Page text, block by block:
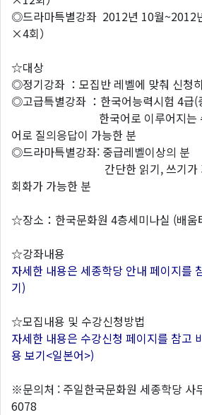
◎드라마특별강좌 2012년 10월~2012
×4회）
☆대상
◎정기강좌 ：모집반 레벨에 맞춰 신청
◎고급특별강좌 ：한국어능력시험 4급(
한국어로 이루어지는 수업
어로 질의응답이 가능한 분
◎드라마특별강좌: 중급레벨이상의 분
간단한 읽기, 쓰기가 가능
회화가 가능한 분
☆장소：한국문화원 4층세미나실 (배움
☆강좌내용
자세한 내용은 세종학당 안내 페이지를
기)
☆모집내용 및 수강신청방법
자세한 내용은 수강신청 페이지를 참고
용 보기<일본어>)
※문의처 : 주일한국문화원 세종학당
6078